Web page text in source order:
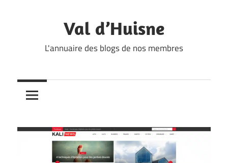
Val d’Huisne
L'annuaire des blogs de nos membres